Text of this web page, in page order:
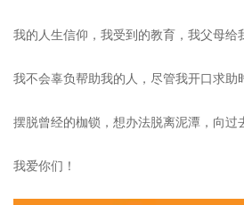
我的人生信仰，我受到的教育，我父母给
我不会辜负帮助我的人，尽管我开口求助
摆脱曾经的枷锁，想办法脱离泥潭，向过
我爱你们！